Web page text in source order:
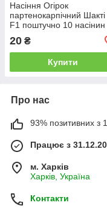
Насіння Огірок
партенокарпічний Шакті
F1 поштучно 10 насінин
Rijk Zwaan
20 ₴
Купити
Про нас
93% позитивних з
Працює з
м. Харків
Харків, Україна
Контакти